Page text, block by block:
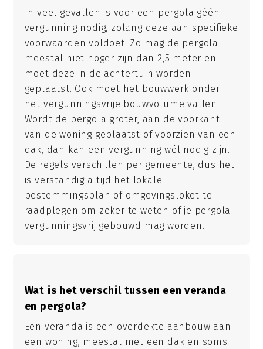
In veel gevallen is voor een pergola géén
vergunning nodig, zolang deze aan specifieke
voorwaarden voldoet. Zo mag de pergola
meestal niet hoger zijn dan 2,5 meter en
moet deze in de achtertuin worden
geplaatst. Ook moet het bouwwerk onder
het vergunningsvrije bouwvolume vallen.
Wordt de pergola groter, aan de voorkant
van de woning geplaatst of voorzien van een
dak, dan kan een vergunning wél nodig zijn.
De regels verschillen per gemeente, dus het
is verstandig altijd het lokale
bestemmingsplan of omgevingsloket te
raadplegen om zeker te weten of je pergola
vergunningsvrij gebouwd mag worden.
Wat is het verschil tussen een veranda
en pergola?
Een veranda is een overdekte aanbouw aan
een woning, meestal met een dak en soms